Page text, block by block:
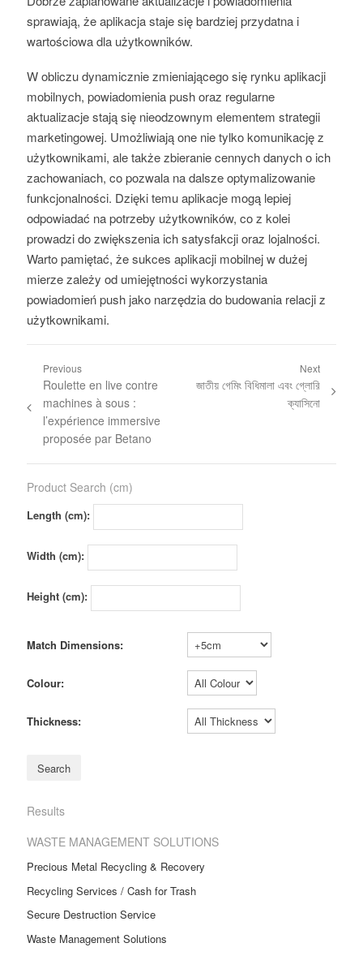
sprawiają, że aplikacja staje się bardziej przydatna i
wartościowa dla użytkowników.
W obliczu dynamicznie zmieniającego się rynku aplikacji
mobilnych, powiadomienia push oraz regularne
aktualizacje stają się nieodzownym elementem strategii
marketingowej. Umożliwiają one nie tylko komunikację z
użytkownikami, ale także zbieranie cennych danych o ich
zachowaniach, co pozwala na dalsze optymalizowanie
funkcjonalności. Dzięki temu aplikacje mogą lepiej
odpowiadać na potrzeby użytkowników, co z kolei
prowadzi do zwiększenia ich satysfakcji oraz lojalności.
Warto pamiętać, że sukces aplikacji mobilnej w dużej
mierze zależy od umiejętności wykorzystania
powiadomień push jako narzędzia do budowania relacji z
użytkownikami.
Previous
Roulette en live contre
machines à sous :
l’expérience immersive
proposée par Betano
Next
জাতীয় গেমিং বিধিমালা এবং গ্লোরি
ক্যাসিনো
Product Search (cm)
Length (cm):
Width (cm):
Height (cm):
Match Dimensions:
Colour:
Thickness:
Results
WASTE MANAGEMENT SOLUTIONS
Precious Metal Recycling & Recovery
Recycling Services / Cash for Trash
Secure Destruction Service
Waste Management Solutions